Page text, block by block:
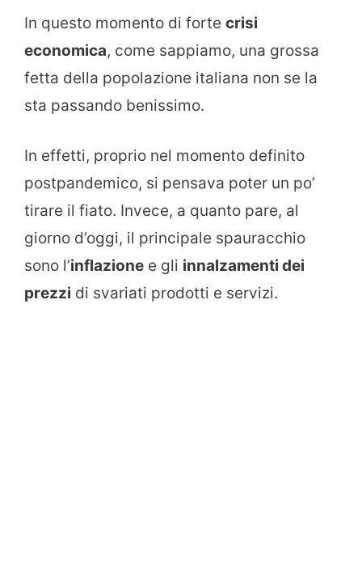
In questo momento di forte crisi
economica, come sappiamo, una grossa
fetta della popolazione italiana non se la
sta passando benissimo.
In effetti, proprio nel momento definito
postpandemico, si pensava poter un po’
tirare il fiato. Invece, a quanto pare, al
giorno d’oggi, il principale spauracchio
sono l’inflazione e gli innalzamenti dei
prezzi di svariati prodotti e servizi.